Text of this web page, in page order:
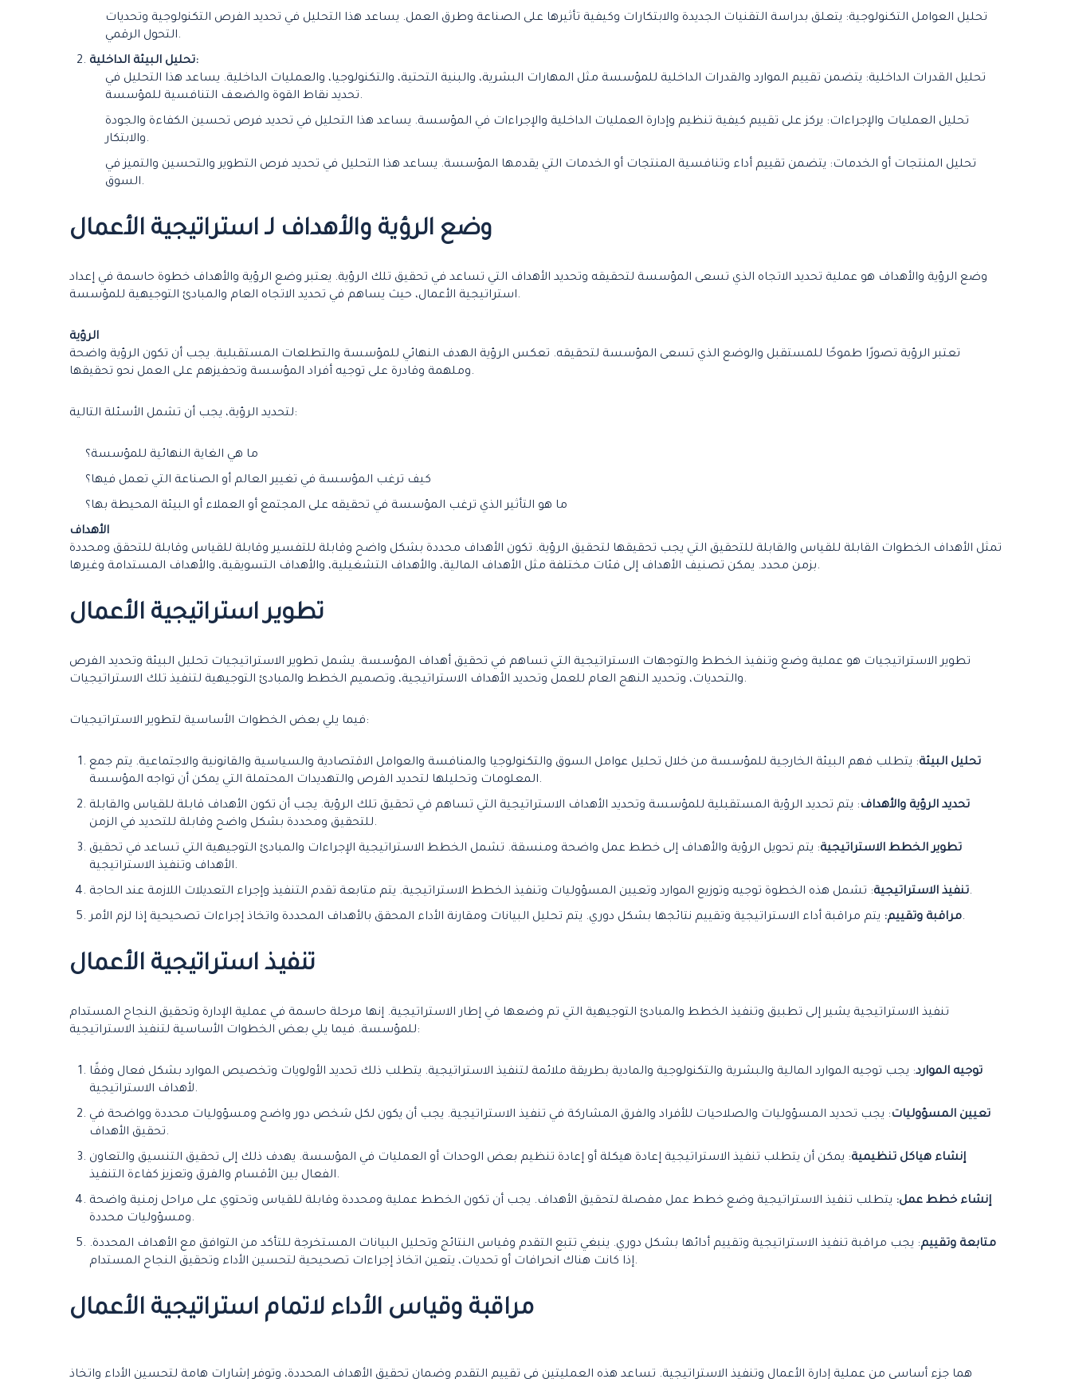
تحليل العوامل التكنولوجية: يتعلق بدراسة التقنيات الجديدة والابتكارات وكيفية تأثيرها على الصناعة وطرق العمل. يساعد هذا التحليل في تحديد الفرص التكنولوجية وتحديات
التحول الرقمي.
تحليل البيئة الداخلية:
تحليل القدرات الداخلية: يتضمن تقييم الموارد والقدرات الداخلية للمؤسسة مثل المهارات البشرية، والبنية التحتية، والتكنولوجيا، والعمليات الداخلية. يساعد هذا التحليل في
تحديد نقاط القوة والضعف التنافسية للمؤسسة.
تحليل العمليات والإجراءات: يركز على تقييم كيفية تنظيم وإدارة العمليات الداخلية والإجراءات في المؤسسة. يساعد هذا التحليل في تحديد فرص تحسين الكفاءة والجودة
والابتكار.
تحليل المنتجات أو الخدمات: يتضمن تقييم أداء وتنافسية المنتجات أو الخدمات التي يقدمها المؤسسة. يساعد هذا التحليل في تحديد فرص التطوير والتحسين والتميز في
السوق.
وضع الرؤية والأهداف لـ استراتيجية الأعمال
وضع الرؤية والأهداف هو عملية تحديد الاتجاه الذي تسعى المؤسسة لتحقيقه وتحديد الأهداف التي تساعد في تحقيق تلك الرؤية. يعتبر وضع الرؤية والأهداف خطوة حاسمة في إعداد
استراتيجية الأعمال، حيث يساهم في تحديد الاتجاه العام والمبادئ التوجيهية للمؤسسة.
الرؤية
تعتبر الرؤية تصورًا طموحًا للمستقبل والوضع الذي تسعى المؤسسة لتحقيقه. تعكس الرؤية الهدف النهائي للمؤسسة والتطلعات المستقبلية. يجب أن تكون الرؤية واضحة
وملهمة وقادرة على توجيه أفراد المؤسسة وتحفيزهم على العمل نحو تحقيقها.
لتحديد الرؤية، يجب أن تشمل الأسئلة التالية:
ما هي الغاية النهائية للمؤسسة؟
كيف ترغب المؤسسة في تغيير العالم أو الصناعة التي تعمل فيها؟
ما هو التأثير الذي ترغب المؤسسة في تحقيقه على المجتمع أو العملاء أو البيئة المحيطة بها؟
الأهداف
تمثل الأهداف الخطوات القابلة للقياس والقابلة للتحقيق التي يجب تحقيقها لتحقيق الرؤية. تكون الأهداف محددة بشكل واضح وقابلة للتفسير وقابلة للقياس وقابلة للتحقق ومحددة
بزمن محدد. يمكن تصنيف الأهداف إلى فئات مختلفة مثل الأهداف المالية، والأهداف التشغيلية، والأهداف التسويقية، والأهداف المستدامة وغيرها.
تطويراستراتيجية الأعمال
تطوير الاستراتيجيات هو عملية وضع وتنفيذ الخطط والتوجهات الاستراتيجية التي تساهم في تحقيق أهداف المؤسسة. يشمل تطوير الاستراتيجيات تحليل البيئة وتحديد الفرص
والتحديات، وتحديد النهج العام للعمل وتحديد الأهداف الاستراتيجية، وتصميم الخطط والمبادئ التوجيهية لتنفيذ تلك الاستراتيجيات.
فيما يلي بعض الخطوات الأساسية لتطوير الاستراتيجيات:
تحليل البيئة: يتطلب فهم البيئة الخارجية للمؤسسة من خلال تحليل عوامل السوق والتكنولوجيا والمنافسة والعوامل الاقتصادية والسياسية والقانونية والاجتماعية. يتم جمع
المعلومات وتحليلها لتحديد الفرص والتهديدات المحتملة التي يمكن أن تواجه المؤسسة.
تحديد الرؤية والأهداف: يتم تحديد الرؤية المستقبلية للمؤسسة وتحديد الأهداف الاستراتيجية التي تساهم في تحقيق تلك الرؤية. يجب أن تكون الأهداف قابلة للقياس والقابلة
للتحقيق ومحددة بشكل واضح وقابلة للتحديد في الزمن.
تطوير الخطط الاستراتيجية: يتم تحويل الرؤية والأهداف إلى خطط عمل واضحة ومنسقة. تشمل الخطط الاستراتيجية الإجراءات والمبادئ التوجيهية التي تساعد في تحقيق
الأهداف وتنفيذ الاستراتيجية.
تنفيذ الاستراتيجية: تشمل هذه الخطوة توجيه وتوزيع الموارد وتعيين المسؤوليات وتنفيذ الخطط الاستراتيجية. يتم متابعة تقدم التنفيذ وإجراء التعديلات اللازمة عند الحاجة.
مراقبة وتقييم:يتم مراقبة أداء الاستراتيجية وتقييم نتائجها بشكل دوري. يتم تحليل البيانات ومقارنة الأداء المحقق بالأهداف المحددة واتخاذ إجراءات تصحيحية إذا لزم الأمر.
تنفيذ استراتيجية الأعمال
تنفيذ الاستراتيجية يشير إلى تطبيق وتنفيذ الخطط والمبادئ التوجيهية التي تم وضعها في إطار الاستراتيجية. إنها مرحلة حاسمة في عملية الإدارة وتحقيق النجاح المستدام
للمؤسسة. فيما يلي بعض الخطوات الأساسية لتنفيذ الاستراتيجية:
توجيه الموارد: يجب توجيه الموارد المالية والبشرية والتكنولوجية والمادية بطريقة ملائمة لتنفيذ الاستراتيجية. يتطلب ذلك تحديد الأولويات وتخصيص الموارد بشكل فعال وفقًا
لأهداف الاستراتيجية.
تعيين المسؤوليات: يجب تحديد المسؤوليات والصلاحيات للأفراد والفرق المشاركة في تنفيذ الاستراتيجية. يجب أن يكون لكل شخص دور واضح ومسؤوليات محددة وواضحة في
تحقيق الأهداف.
إنشاء هياكل تنظيمية: يمكن أن يتطلب تنفيذ الاستراتيجية إعادة هيكلة أو إعادة تنظيم بعض الوحدات أو العمليات في المؤسسة. يهدف ذلك إلى تحقيق التنسيق والتعاون
الفعال بين الأقسام والفرق وتعزيز كفاءة التنفيذ.
إنشاء خطط عمل: يتطلب تنفيذ الاستراتيجية وضع خطط عمل مفصلة لتحقيق الأهداف. يجب أن تكون الخطط عملية ومحددة وقابلة للقياس وتحتوي على مراحل زمنية واضحة
ومسؤوليات محددة.
متابعة وتقييم: يجب مراقبة تنفيذ الاستراتيجية وتقييم أدائها بشكل دوري. ينبغي تتبع التقدم وقياس النتائج وتحليل البيانات المستخرجة للتأكد من التوافق مع الأهداف المحددة.
إذا كانت هناك انحرافات أو تحديات، يتعين اتخاذ إجراءات تصحيحية لتحسين الأداء وتحقيق النجاح المستدام.
مراقبة وقياس الأداء لاتمام استراتيجية الأعمال
هما جزء أساسي من عملية إدارة الأعمال وتنفيذ الاستراتيجية. تساعد هذه العمليتين في تقييم التقدم وضمان تحقيق الأهداف المحددة، وتوفر إشارات هامة لتحسين الأداء واتخاذ